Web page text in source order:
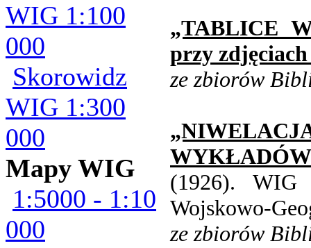
WIG 1:100
000
Skorowidz
WIG 1:300
000
Mapy WIG
1:5000 - 1:10
000
„TABLICE
przy
ze zbiorów
(1926). WIG
Wojskowo-
ze zbiorów